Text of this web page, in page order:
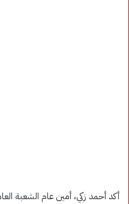
أكد أحمد زكي، أمين عام الشعبة